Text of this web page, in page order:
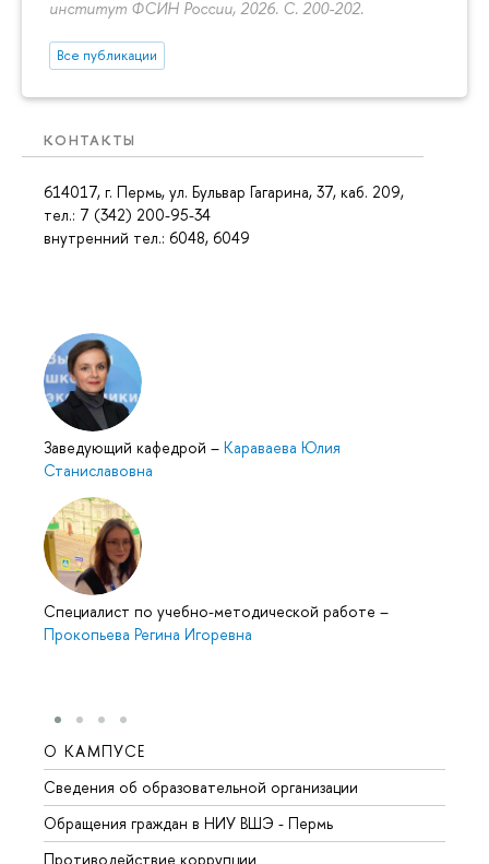
институт ФСИН России, 2026. С. 200-202.
Все публикации
КОНТАКТЫ
614017, г. Пермь, ул. Бульвар Гагарина, 37, каб. 209,
тел.: 7 (342) 200-95-34
внутренний тел.: 6048, 6049
Заведующий кафедрой – Караваева Юлия
Станиславовна
Специалист по учебно-методической работе –
Прокопьева Регина Игоревна
О КАМПУСЕ
Сведения об образовательной организации
Обращения граждан в НИУ ВШЭ - Пермь
Противодействие коррупции